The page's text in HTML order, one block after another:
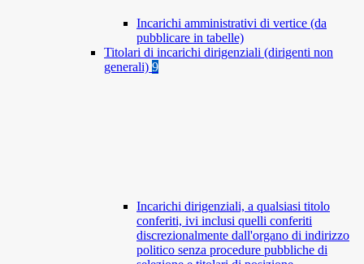
Incarichi amministrativi di vertice (da
pubblicare in tabelle)
Titolari di incarichi dirigenziali (dirigenti non
generali) 9
Incarichi dirigenziali, a qualsiasi titolo
conferiti, ivi inclusi quelli conferiti
discrezionalmente dall'organo di indirizzo
politico senza procedure pubbliche di